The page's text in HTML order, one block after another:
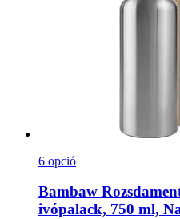
6 opció
Bambaw
ivópalack, 750 ml,